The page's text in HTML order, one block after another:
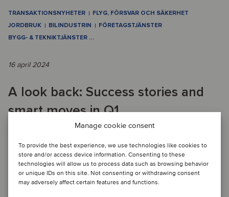
Manage cookie consent
To provide the best experience, we use technologies like cookies to
store and/or access device information. Consenting to these
technologies will allow us to process data such as browsing behavior
or unique IDs on this site. Not consenting or withdrawing consent
may adversely affect certain features and functions.
TRANSAKTIONSNYHETER
FLYG, FÖRSVAR OCH SÄKERHET
JORDBRUK
BILINDUSTRIN
FÖRETAGSTJÄNSTER
BYGG- & TEKNIKTJÄNSTER …
16 april 2024
A look back: Success stories and
smart moves in Q1
M&A-AKTIVITET UNDER KVARTALET: Första kvartalet
präglades av hög aktivitet med betydande M&A-aktivitet
inom flera områden. TMT-sektorn utmärkte sig...
Läs artikel